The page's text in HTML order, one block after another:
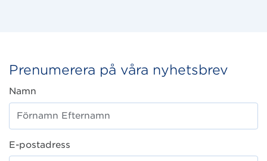
Prenumerera på våra nyhetsbrev
Namn
E-postadress